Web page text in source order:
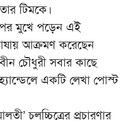
টিমকে।
মুখে পড়েন এই
আক্রমণ করেছেন
চৌধুরী সবার কাছে
একটি লেখা পোস্ট
চলচ্চিত্রের প্রচারণার